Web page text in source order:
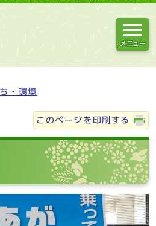
メニュー
・環境
このページを印刷する